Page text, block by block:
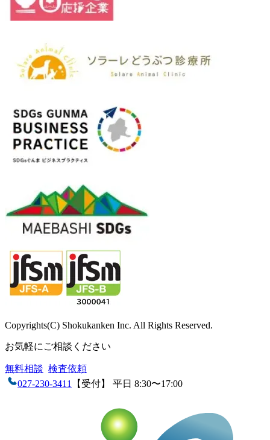
Copyrights(C) Shokukanken Inc. All Rights Reserved.
お気軽にご相談ください
無料相談 検査依頼
027-230-3411
【受付】 平日 8:30〜17:00